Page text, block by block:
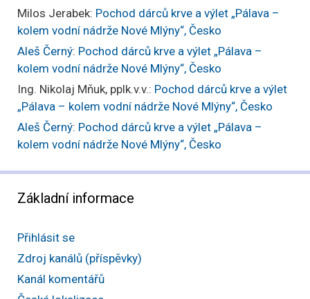
Milos Jerabek: Pochod dárců krve a výlet „Pálava –
kolem vodní nádrže Nové Mlýny“, Česko
Aleš Černý: Pochod dárců krve a výlet „Pálava –
kolem vodní nádrže Nové Mlýny“, Česko
Ing. Nikolaj Mňuk, pplk.v.v.: Pochod dárců krve a výlet
„Pálava – kolem vodní nádrže Nové Mlýny“, Česko
Aleš Černý: Pochod dárců krve a výlet „Pálava –
kolem vodní nádrže Nové Mlýny“, Česko
Základní informace
Přihlásit se
Zdroj kanálů (příspěvky)
Kanál komentářů